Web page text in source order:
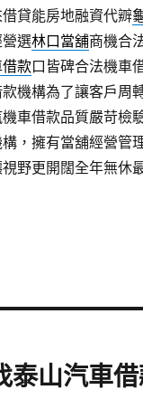
貸能房地融資代辧
選林口當舖商機合
款口皆碑合法機車
機構為了讓客戶周
車借款品質嚴苛檢
，擁有當舖經營管
野更開闊全年無休
泰山汽車